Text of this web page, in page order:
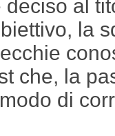
al
la
che, la
di